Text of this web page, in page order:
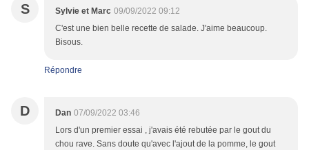
S Sylvie et Marc 09/09/2022 09:12
C'est une bien belle recette de salade. J'aime beaucoup.
Bisous.
Répondre
D Dan 07/09/2022 03:46
Lors d'un premier essai , j'avais été rebutée par le gout du
chou rave. Sans doute qu'avec l'ajout de la pomme, le gout